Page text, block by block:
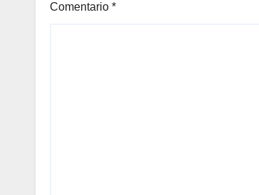
Comentario *